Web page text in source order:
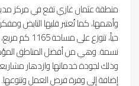
منطقة عثمان غازي تقع في مركز
نسمة. وهي من أفضل المناطق
وذلك لجودة خدماتها وازدهار
إضافة إلى وفرة فرص العمل وتنوعها.